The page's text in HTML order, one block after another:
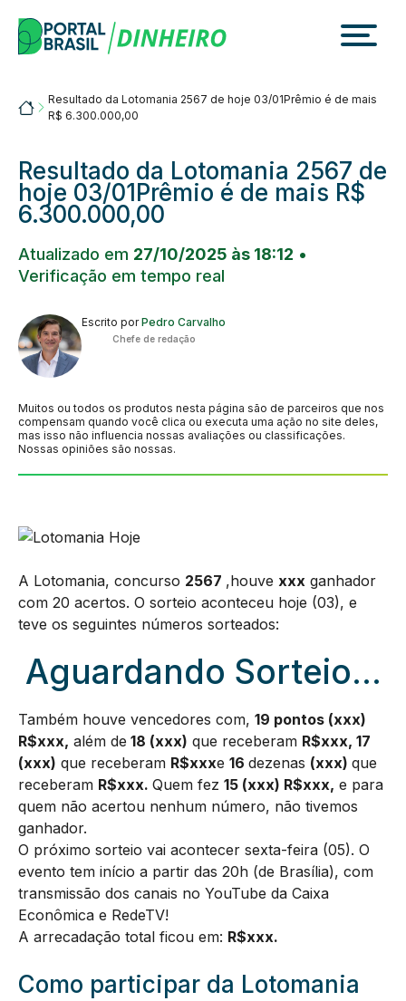
content
Portalbrasil
Resultado da Lotomania 2567 de hoje 03/01Prêmio é de mais
R$ 6.300.000,00
Resultado da Lotomania 2567 de
hoje 03/01Prêmio é de mais R$
6.300.000,00
Atualizado em 27/10/2025 às 18:12 •
Verificação em tempo real
Escrito porPedro Carvalho
Chefe de redação
Muitos ou todos os produtos nesta página são de parceiros que nos
compensam quando você clica ou executa uma ação no site deles,
mas isso não influencia nossas avaliações ou classificações.
Nossas opiniões são nossas.
A Lotomania, concurso 2567 ,houve xxx ganhador
com 20 acertos. O sorteio aconteceu hoje (03), e
teve os seguintes números sorteados:
Aguardando Sorteio…
Também houve vencedores com, 19 pontos (xxx)
R$xxx, além de 18 (xxx) que receberam R$xxx, 17
(xxx) que receberam R$xxxe 16 dezenas (xxx) que
receberam R$xxx. Quem fez 15 (xxx) R$xxx, e para
quem não acertou nenhum número, não tivemos
ganhador.
O próximo sorteio vai acontecer sexta-feira (05). O
evento tem início a partir das 20h (de Brasília), com
transmissão dos canais no YouTube da Caixa
Econômica e RedeTV!
A arrecadação total ficou em: R$xxx.
Como participar da Lotomania